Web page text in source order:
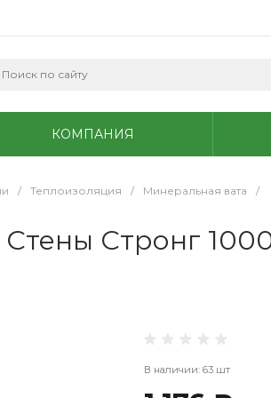
КОМПАНИЯ
/ Теплоизоляция / Минеральная вата
/
Стронг
В наличии: 63 шт